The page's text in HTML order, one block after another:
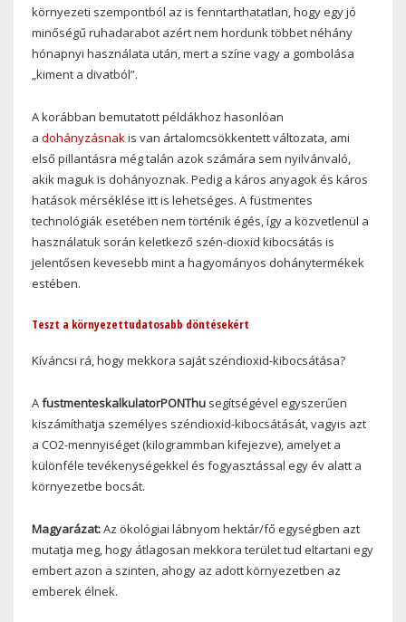
környezeti szempontból az is fenntarthatatlan, hogy egy jó
minőségű ruhadarabot azért nem hordunk többet néhány
hónapnyi használata után, mert a színe vagy a gombolása
„kiment a divatból”.
A korábban bemutatott példákhoz hasonlóan
a dohányzásnakis van ártalomcsökkentett változata, ami
első pillantásra még talán azok számára sem nyilvánvaló,
akik maguk is dohányoznak. Pedig a káros anyagok és káros
hatások mérséklése itt is lehetséges. A füstmentes
technológiák esetében nem történik égés, így a közvetlenül a
használatuk során keletkező szén-dioxid kibocsátás is
jelentősen kevesebb mint a hagyományos dohánytermékek
estében.
Teszt a környezettudatosabb döntésekért
Kíváncsi rá, hogy mekkora saját széndioxid-kibocsátása?
AfustmenteskalkulatorPONThu segítségével egyszerűen
kiszámíthatja személyes széndioxid-kibocsátását, vagyis azt
a CO2-mennyiséget (kilogrammban kifejezve), amelyet a
különféle tevékenységekkel és fogyasztással egy év alatt a
környezetbe bocsát.
Magyarázat:Az ökológiai lábnyom hektár/fő egységben azt
mutatja meg, hogy átlagosan mekkora terület tud eltartani egy
embert azon a szinten, ahogy az adott környezetben az
emberek élnek.